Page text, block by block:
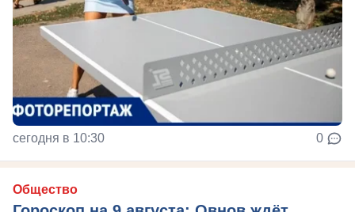
сегодня в 10:30 0
Общество